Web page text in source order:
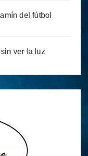
del fútbol
ver la luz